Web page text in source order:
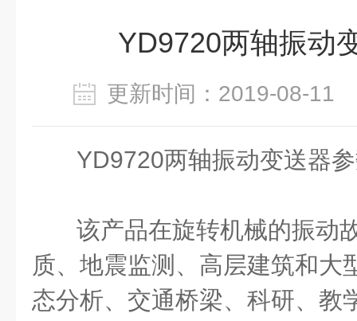
YD9720两轴振动
更新时间：2019-08-
YD9720两轴振动变送器
该产品在旋转机械的振动
质、地震监测、高层建筑和大
态分析、交通桥梁、科研、教